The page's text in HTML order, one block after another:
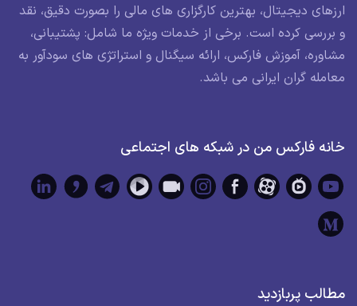
ارزهای دیجیتال، بهترین کارگزاری های مالی را بصورت دقیق، نقد
و بررسی کرده است. برخی از خدمات ویژه ما شامل: پشتیبانی،
مشاوره، آموزش فارکس، ارائه سیگنال و استراتژی های سودآور به
معامله گران ایرانی می باشد.
خانه فارکس من در شبکه های اجتماعی
مطالب پربازدید